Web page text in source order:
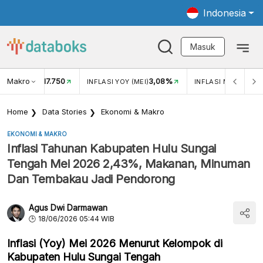
Indonesia
Masuk
Makro
USD/IDR 17.750 INFLASI YOY (MEI)3,08% INFLASI MOM (MEI)
Home Data Stories Ekonomi & Makro
EKONOMI & MAKRO
Inflasi Tahunan Kabupaten Hulu Sungai
Tengah Mei 2026 2,43%, Makanan, Minuman
Dan Tembakau Jadi Pendorong
Agus Dwi Darmawan
18/06/2026 05:44 WIB
Inflasi (Yoy) Mei 2026 Menurut Kelompok di
Kabupaten Hulu Sungai Tengah